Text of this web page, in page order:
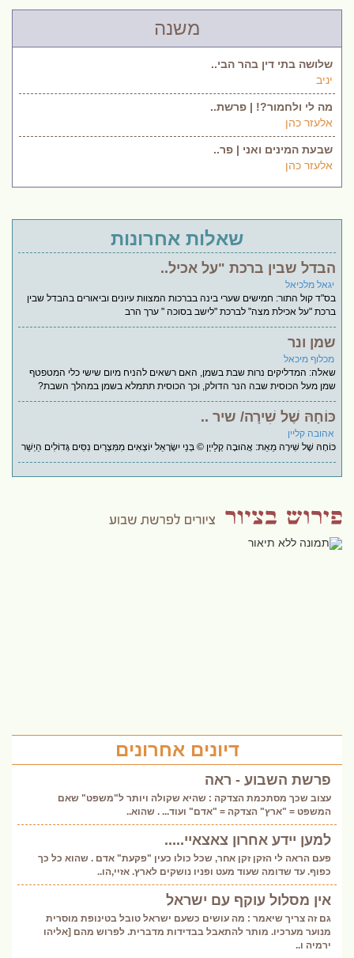
משנה
שלושה בתי דין בהר הבי..
יניב
מה לי ולחמור?! | פרשת..
אלעזר כהן
שבעת המינים ואני | פר..
אלעזר כהן
שאלות אחרונות
הבדל שבין ברכת "על אכיל..
יגאל מלכיאל
בס"ד קול התור: חמישים שערי בינה בברכות המצוות עיונים וביאורים בהבדל שבין
ברכת "על אכילת מצה" לברכת "לישב בסוכה " ערך הרב
שמן ונר
מכלוף מיכאל
שאלה: המדליקים נרות שבת בשמן, האם רשאים להניח מיום שישי כלי המטפטף
שמן מעל הכוסית שבה הנר הדולק, וכך הכוסית תתמלא בשמן במהלך השבת?
כּוֹחָהּ שֶׁל שִׁירָה/ שיר ..
אהובה קליין
כּוֹחָהּ שֶׁל שִׁירָה מֵאֵת: אֲהוּבָה קְלַייְן © בְּנֵי יִשְׂרָאֵל יוֹצְאִים מִמִּצְרַיִם נִסִּים גְּדוֹלִים הַיְשַׁר
דיונים אחרונים
פרשת השבוע - ראה
עצוב שכך מסתכמת הצדקה : שהיא שקולה ויותר ל"משפט" שאם
המשפט = "ארץ" הצדקה = "אדם" ועוד... . שהוא..
למען יידע אחרון צאצאיי.....
פעם הראה לי הזקן זקן אחר, שכל כולו כעין "פקעת" אדם . שהוא כל כך
כפוף. עד שדומה שעוד מעט ופניו נושקים לארץ. אזיי,הו..
אין מסלול עוקף עם ישראל
גם זה צריך שיאמר : מה עושים כשעם ישראל טובל בטינופת מוסרית
מנוער מערכיו. מותר להתאבל בבדידות מדברית. לפרוש מהם [אליהו
ירמיה ו..